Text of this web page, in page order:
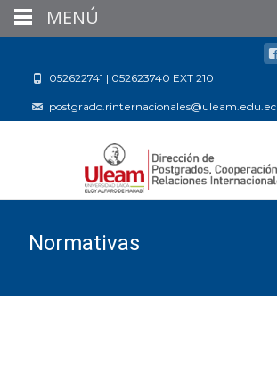
052622741 | 052623740 EXT 210
postgrado.rinternacionales@uleam.edu.ec
Normativas
MENÚ